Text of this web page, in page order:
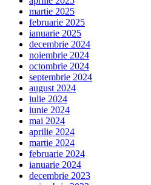
martie 2025
februarie 2025
ianuarie 2025
decembrie 2024
noiembrie 2024
octombrie 2024
septembrie 2024
august 2024
iulie 2024
iunie 2024
mai 2024
aprilie 2024
martie 2024
februarie 2024
ianuarie 2024
decembrie 2023